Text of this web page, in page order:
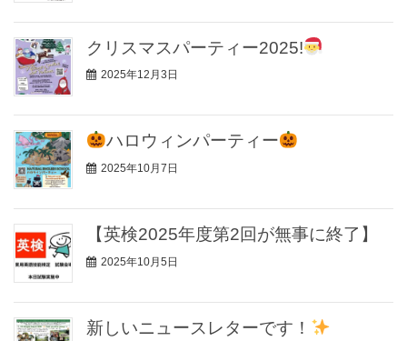
クリスマスパーティー2025!
2025年12月3日
ハロウィンパーティー
2025年10月7日
【英検2025年度第2回が無事に終了】
2025年10月5日
新しいニュースレターです！